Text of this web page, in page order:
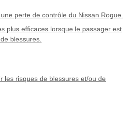
perte de contrôle du Nissan Rogue.
plus efficaces lorsque le passager est
blessures.
les risques de blessures et/ou de